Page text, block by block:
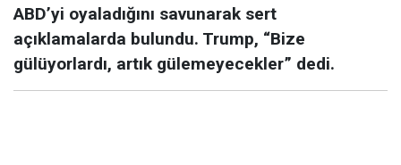
ABD’yi oyaladığını savunarak sert
açıklamalarda bulundu. Trump, “Bize
gülüyorlardı, artık gülemeyecekler” dedi.